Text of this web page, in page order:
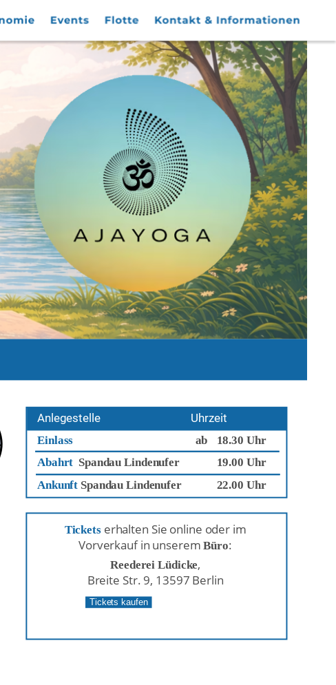
Anlegestelle Uhrzeit
Einlass ab 18.30 Uhr
Abahrt Spandau Lindenufer
19.00 Uhr
Ankunft Spandau Lindenufer 22.00 Uhr
Tickets erhalten Sie online oder im
Vorverkauf in unserem Büro:
Reederei Lüdicke,
Breite Str. 9, 13597 Berlin
Tickets kaufen